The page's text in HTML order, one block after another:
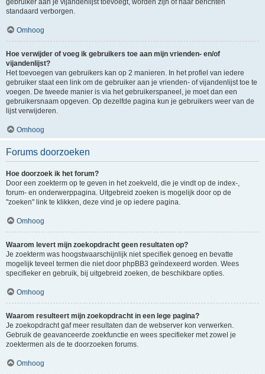
gebruiker aan je vijandenlijst toevoegt, worden zijn of haar berichten
standaard verborgen.
Omhoog
Hoe verwijder of voeg ik gebruikers toe aan mijn vrienden- en/of
vijandenlijst?
Het toevoegen van gebruikers kan op 2 manieren. In het profiel van iedere
gebruiker staat een link om de gebruiker aan je vrienden- of vijandenlijst toe te
voegen. De tweede manier is via het gebruikerspaneel, je moet dan een
gebruikersnaam opgeven. Op dezelfde pagina kun je gebruikers weer van de
lijst verwijderen.
Omhoog
Forums doorzoeken
Hoe doorzoek ik het forum?
Door een zoekterm op te geven in het zoekveld, die je vindt op de index-,
forum- en onderwerppagina. Uitgebreid zoeken is mogelijk door op de
"zoeken" link te klikken, deze vind je op iedere pagina.
Omhoog
Waarom levert mijn zoekopdracht geen resultaten op?
Je zoekterm was hoogstwaarschijnlijk niet specifiek genoeg en bevatte
mogelijk teveel termen die niet door phpBB3 geïndexeerd worden. Wees
specifieker en gebruik, bij uitgebreid zoeken, de beschikbare opties.
Omhoog
Waarom resulteert mijn zoekopdracht in een lege pagina?
Je zoekopdracht gaf meer resultaten dan de webserver kon verwerken.
Gebruik de geavanceerde zoekfunctie en wees specifieker met zowel je
zoektermen als de te doorzoeken forums.
Omhoog